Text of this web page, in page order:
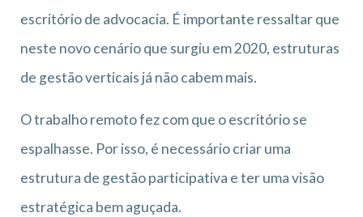
escritório de advocacia. É importante ressaltar que
neste novo cenário que surgiu em 2020, estruturas
de gestão verticais já não cabem mais.
O trabalho remoto fez com que o escritório se
espalhasse. Por isso, é necessário criar uma
estrutura de gestão participativa e ter uma visão
estratégica bem aguçada.